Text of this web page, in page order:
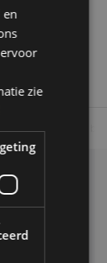
voor 14.00 uur
en
zie